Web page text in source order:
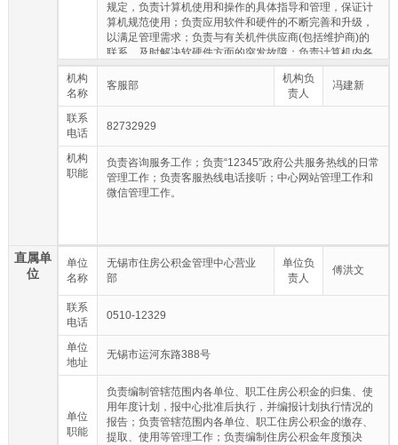
规定，负责计算机使用和操作的具体指导和管理，保证计
算机规范使用；负责应用软件和硬件的不断完善和升级，
以满足管理需求；负责与有关机件供应商(包括维护商)的
联系，及时解决软硬件方面的突发故障；负责计算机内各
类信息完整，每天做好数据的备份工作；配合有关部门完
成有关业务的计算机特殊处理；不断提高计算机利用效
能，为提高业务处理水平提供更多的管理技能。
机构
名称
客服部
机构负
责人
冯建新
联系
电话
82732929
机构
职能
负责咨询服务工作；负责“12345”政府公共服务热线的日常
管理工作；负责客服热线电话接听；中心网站管理工作和
微信管理工作。
直属单
位
单位
名称
无锡市住房公积金管理中心营业
部
单位负
责人
傅洪文
联系
电话
0510-12329
单位
地址
无锡市运河东路388号
单位
职能
负责编制管辖范围内各单位、职工住房公积金的归集、使
用年度计划，报中心批准后执行，并编报计划执行情况的
报告；负责管辖范围内各单位、职工住房公积金的缴存、
提取、使用等管理工作；负责编制住房公积金年度预决